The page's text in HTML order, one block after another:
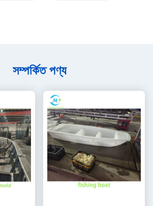
সম্পর্কিত পণ্য